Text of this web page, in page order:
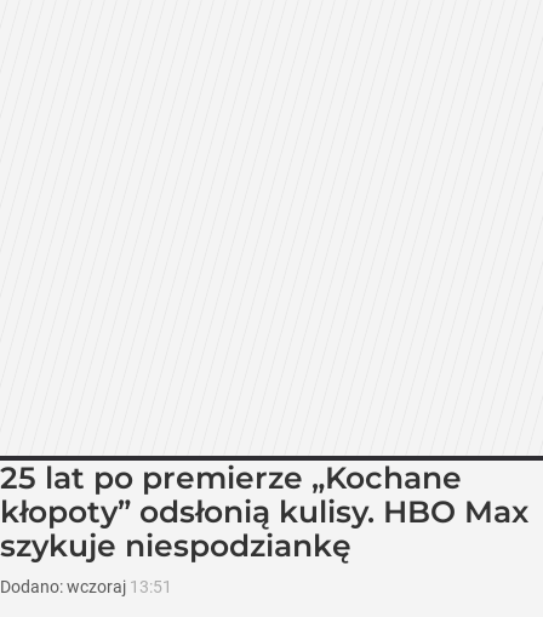
25 lat po premierze „Kochane
kłopoty” odsłonią kulisy. HBO Max
szykuje niespodziankę
Dodano:wczoraj 13:51